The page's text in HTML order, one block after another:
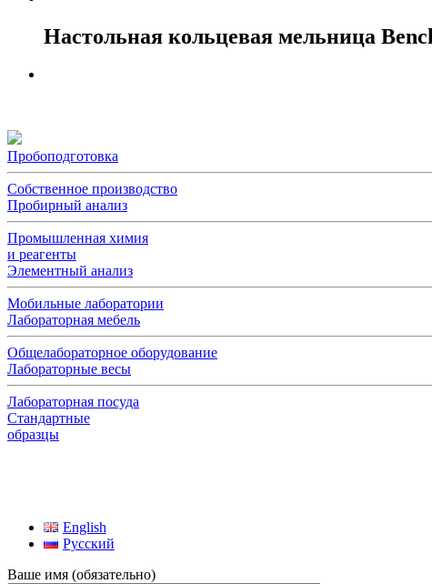
Настольная кольцевая мельница
Пробоподготовка
Собственное производство
Пробирный анализ
Промышленная химия
и реагенты
Элементный анализ
Мобильные лаборатории
Лабораторная мебель
Общелабораторное оборудование
Лабораторные весы
Лабораторная посуда
Стандартные
образцы
English
Русский
Ваше имя (обязательно)